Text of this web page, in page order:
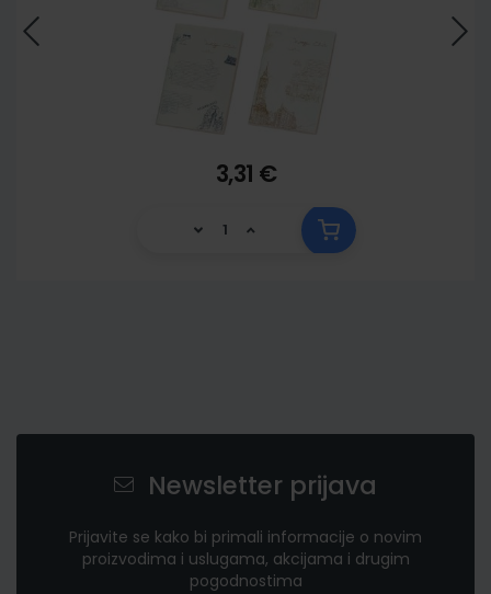
3,31 €
Newsletter prijava
Prijavite se kako bi primali informacije o novim
proizvodima i uslugama, akcijama i drugim
pogodnostima